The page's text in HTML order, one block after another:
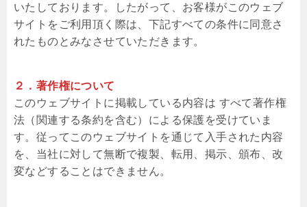
いたしております。したがって、お客様がこのウェブ
サイトをご利用頂く際は、下記すべての条件に同意さ
れたものとみなさせていただきます。
２．著作権について
このウェブサイトに掲載している内容は すべて著作権
法（関連する条約を含む）による保護を受けていま
す。従ってこのウェブサイトを通じて入手された内容
を、当社に対して無断で複製、転用、掲示、頒布、改
変などすることはできません。